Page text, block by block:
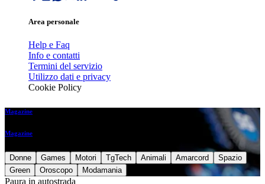
Area personale
Help e Faq
Info e contatti
Termini del servizio
Utilizzo dati e privacy
Cookie Policy
Magazine
Magazine
Donne Games Motori TgTech Animali Amarcord
Spazio
Green
Oroscopo Modamania
Paura in autostrada